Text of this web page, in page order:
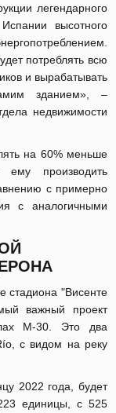
легендарного
высотного
потреблять всю
и вырабатывать
зданием», –
недвижимости
на 60% меньше
производить
с примерно
с аналогичными
стадиона "Висенте
важный проект
М-30. Это два
с видом на реку
2022 года, будет
единицы, с 525